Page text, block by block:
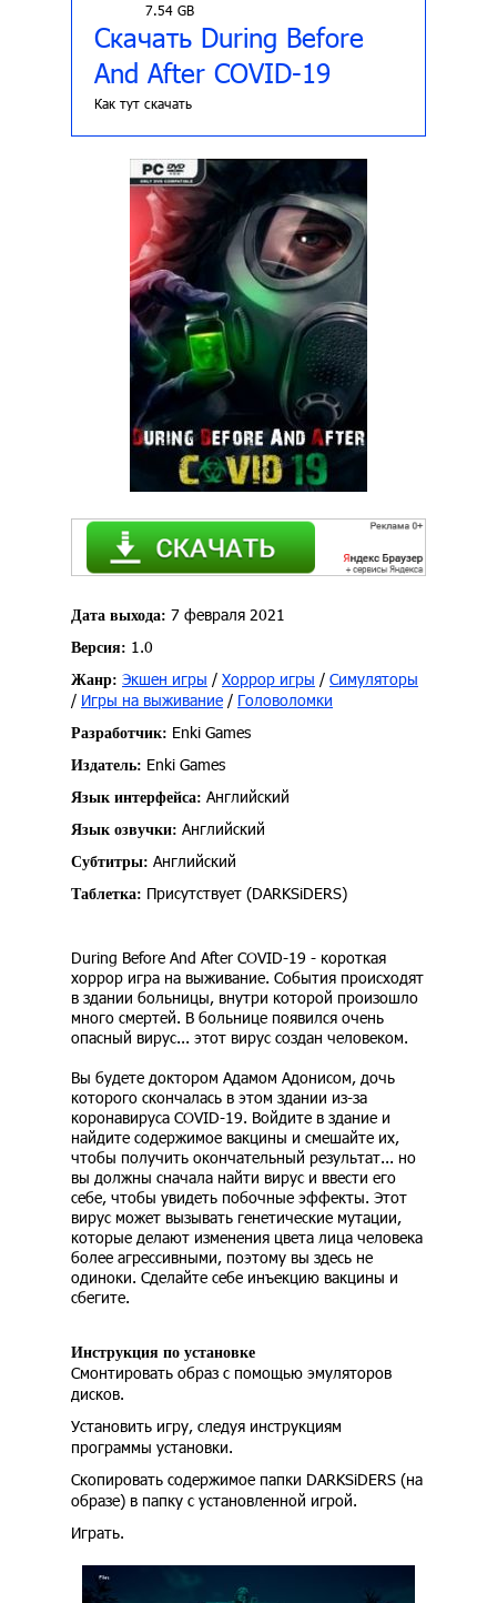
7.54 GB
Скачать During Before
And After COVID-19
Как тут скачать
Дата выхода: 7 февраля 2021
Версия: 1.0
Жанр: Экшен игры / Хоррор игры / Симуляторы
/ Игры на выживание / Головоломки
Разработчик: Enki Games
Издатель: Enki Games
Язык интерфейса: Английский
Язык озвучки: Английский
Субтитры: Английский
Таблетка: Присутствует (DARKSiDERS)
During Before And After COVID-19 - короткая
хоррор игра на выживание. События происходят
в здании больницы, внутри которой произошло
много смертей. В больнице появился очень
опасный вирус... этот вирус создан человеком.
Вы будете доктором Адамом Адонисом, дочь
которого скончалась в этом здании из-за
коронавируса COVID-19. Войдите в здание и
найдите содержимое вакцины и смешайте их,
чтобы получить окончательный результат... но
вы должны сначала найти вирус и ввести его
себе, чтобы увидеть побочные эффекты. Этот
вирус может вызывать генетические мутации,
которые делают изменения цвета лица человека
более агрессивными, поэтому вы здесь не
одиноки. Сделайте себе инъекцию вакцины и
сбегите.
Инструкция по установке
Смонтировать образ с помощью эмуляторов
дисков.
Установить игру, следуя инструкциям
программы установки.
Скопировать содержимое папки DARKSiDERS (на
образе) в папку с установленной игрой.
Играть.